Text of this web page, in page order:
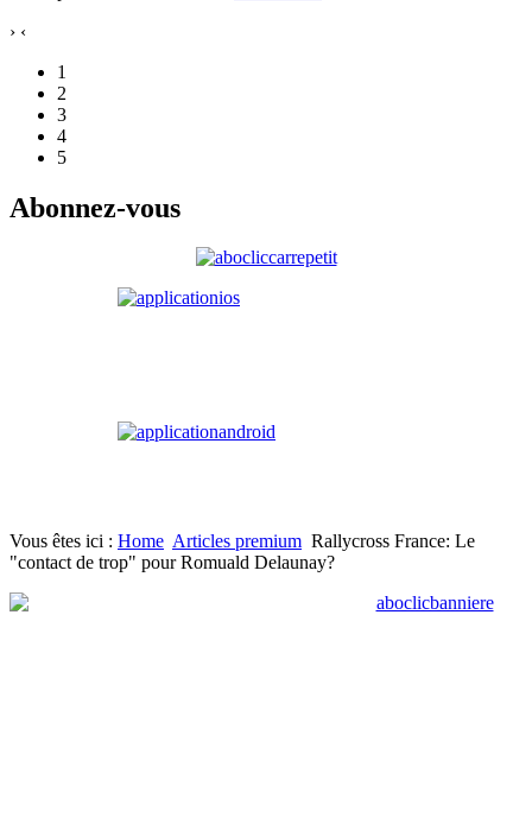
› ‹
1
2
3
4
5
Abonnez-vous
Vous êtes ici : Home Articles premium Rallycross France: Le
"contact de trop" pour Romuald Delaunay?